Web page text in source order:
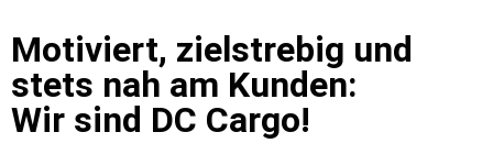
Motiviert, zielstrebig und
stets nah am Kunden:
Wir sind DC Cargo!